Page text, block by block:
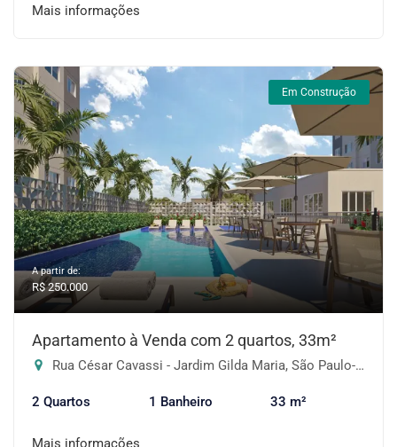
Mais informações
Em Construção
A partir de:
R$ 250.000
Apartamento à Venda com 2 quartos, 33m²
Rua César Cavassi - Jardim Gilda Maria, São Paulo-SP
2 Quartos 1 Banheiro 33 m²
Mais informações